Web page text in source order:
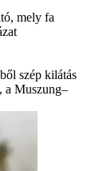
mely fa
szép kilátás
a Muszung–